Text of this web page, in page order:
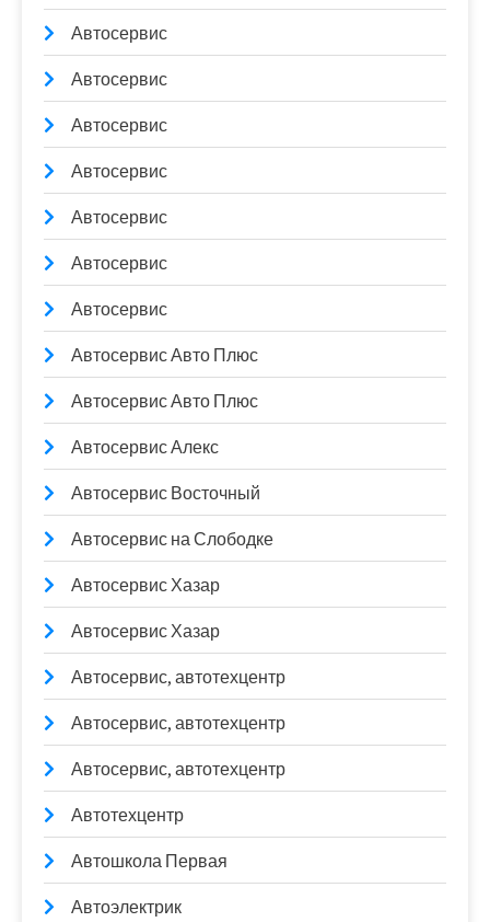
Автосервис
Автосервис
Автосервис
Автосервис
Автосервис
Автосервис
Автосервис
Автосервис Авто Плюс
Автосервис Авто Плюс
Автосервис Алекс
Автосервис Восточный
Автосервис на Слободке
Автосервис Хазар
Автосервис Хазар
Автосервис, автотехцентр
Автосервис, автотехцентр
Автосервис, автотехцентр
Автотехцентр
Автошкола Первая
Автоэлектрик